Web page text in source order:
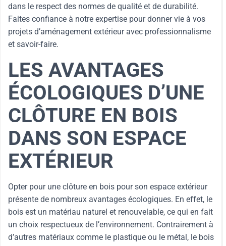
dans le respect des normes de qualité et de durabilité.
Faites confiance à notre expertise pour donner vie à vos
projets d’aménagement extérieur avec professionnalisme
et savoir-faire.
LES AVANTAGES
ÉCOLOGIQUES D’UNE
CLÔTURE EN BOIS
DANS SON ESPACE
EXTÉRIEUR
Opter pour une clôture en bois pour son espace extérieur
présente de nombreux avantages écologiques. En effet, le
bois est un matériau naturel et renouvelable, ce qui en fait
un choix respectueux de l’environnement. Contrairement à
d’autres matériaux comme le plastique ou le métal, le bois